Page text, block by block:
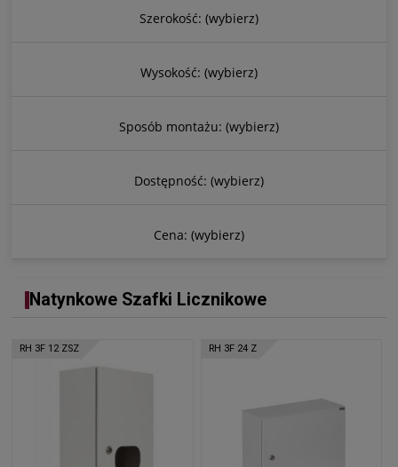
Szerokość: (wybierz)
Wysokość: (wybierz)
Sposób montażu: (wybierz)
Dostępność: (wybierz)
Cena: (wybierz)
Natynkowe Szafki Licznikowe
RH 3F 12 ZSZ RH 3F 24 Z